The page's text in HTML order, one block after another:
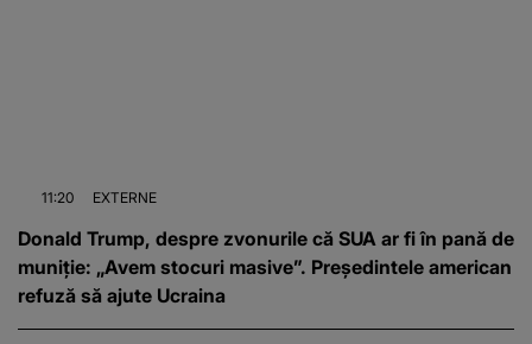
11:20 EXTERNE
Donald Trump, despre zvonurile că SUA ar fi în pană de
muniție: „Avem stocuri masive”. Președintele american
refuză să ajute Ucraina